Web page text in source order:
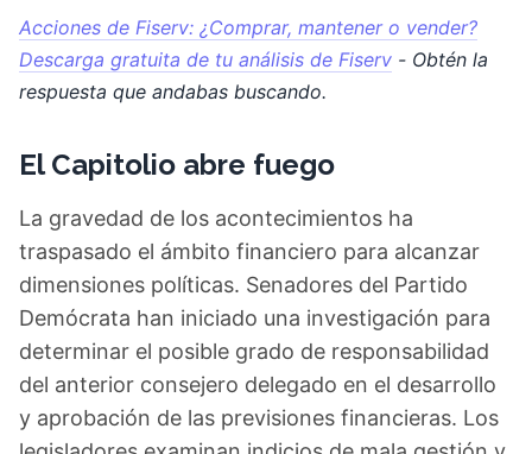
Acciones de Fiserv: ¿Comprar, mantener o vender?
Descarga gratuita de tu análisis de Fiserv - Obtén la
respuesta que andabas buscando.
El Capitolio abre fuego
La gravedad de los acontecimientos ha
traspasado el ámbito financiero para alcanzar
dimensiones políticas. Senadores del Partido
Demócrata han iniciado una investigación para
determinar el posible grado de responsabilidad
del anterior consejero delegado en el desarrollo
y aprobación de las previsiones financieras. Los